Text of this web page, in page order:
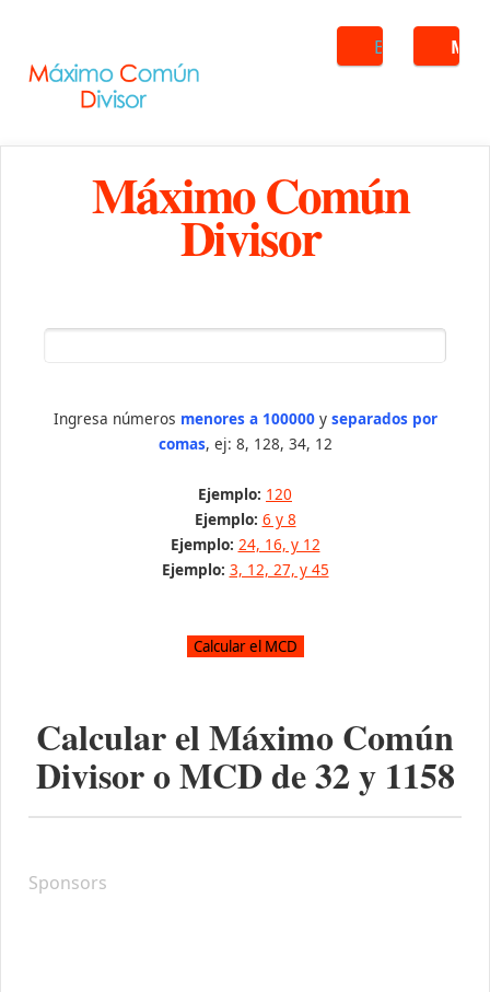
Buscar
Máximo Común
Divisor
Ingresa números menores a 100000y separados por
comas, ej: 8, 128, 34, 12
Ejemplo: 120
Ejemplo: 6 y 8
Ejemplo: 24, 16, y 12
Ejemplo: 3, 12, 27, y 45
Calcular el Máximo Común
Divisor o MCD de32y 1158
Sponsors